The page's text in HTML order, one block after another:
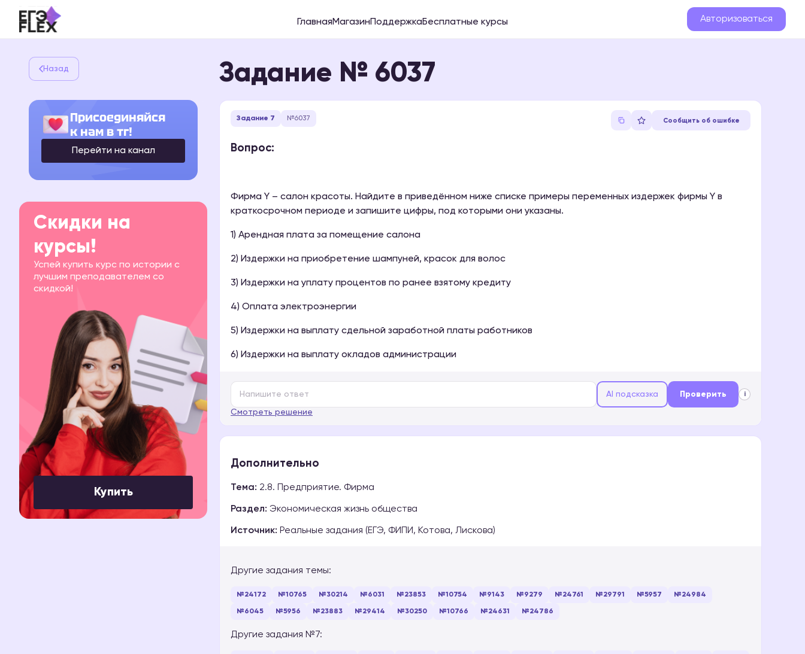
ГлавнаяМагазинПоддержкаБесплатные курсы Авторизоваться
Назад Задание № 6037
Присоединяйся
к нам в тг!
Перейти на канал
Задание 7 №6037 Сообщить об ошибке
Вопрос:
Фирма Y – салон красоты. Найдите в приведённом ниже списке примеры переменных издержек фирмы Y в
краткосрочном периоде и запишите цифры, под которыми они указаны.
1) Арендная плата за помещение салона
2) Издержки на приобретение шампуней, красок для волос
3) Издержки на уплату процентов по ранее взятому кредиту
4) Оплата электроэнергии
5) Издержки на выплату сдельной заработной платы работников
6) Издержки на выплату окладов администрации
AI подсказка Проверить i
Смотреть решение
Дополнительно
Тема: 2.8. Предприятие. Фирма
Раздел: Экономическая жизнь общества
Источник: Реальные задания (ЕГЭ, ФИПИ, Котова, Лискова)
Другие задания темы:
№24172 №10765 №30214 №6031 №23853 №10754 №9143 №9279 №24761 №29791 №5957 №24984
№6045 №5956 №23883 №29414 №30250 №10766 №24631 №24786
Другие задания №7:
Скидки на
курсы!
Успей купить курс по истории с
лучшим преподавателем со
скидкой!
Купить